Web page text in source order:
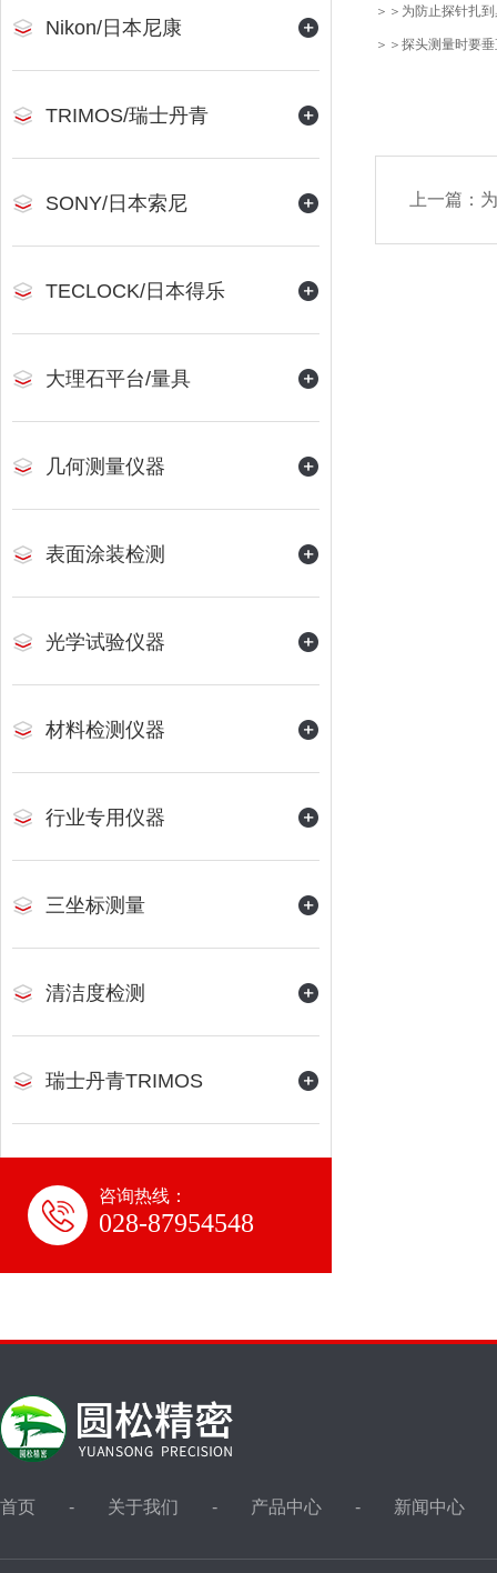
Nikon/日本尼康
TRIMOS/瑞士丹青
SONY/日本索尼
TECLOCK/日本得乐
大理石平台/量具
几何测量仪器
表面涂装检测
光学试验仪器
材料检测仪器
行业专用仪器
三坐标测量
清洁度检测
瑞士丹青TRIMOS
咨询热线：
028-87954548
＞＞为防止探针扎
＞＞探头测量时要
上一篇：
首页 关于我们 产品中心 新闻中心